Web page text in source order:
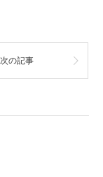
次の記事